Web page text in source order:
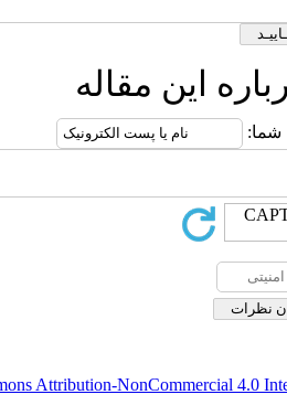
Creative Commonsقابل بازنشر است.